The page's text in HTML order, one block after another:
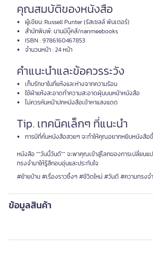
คุณสมบัติของหนังสือ
ผู้เขียน: Russell Punter (รัสเซลล์ พันเตอร์)
สำนักพิมพ์: นานมีบุ๊คส์/nanmeebooks
ISBN : 9786160467853
จำนวนหน้า : 24 หน้า
คำแนะนำและข้อควรระวัง
เก็บรักษาในที่แห้งและห่างจากความร้อน
ใช้ผ้าแห้งสะอาดทำความสะอาดฝุ่นบนหน้าหนังสือ
ไม่ควรหันหน้าปกหนังสือเข้าหาแสงแดด
Tip. เทคนิคเล็กๆ ที่แนะนำ
การมีที่คั่นหนังสือสวยๆ จะทำให้คุณอยากหยิบหนังสือ
หนังสือ ""วันนี้วันดี"" จะพาคุณเข้าสู่โลกของการเปลี่ยนแ
ทรงจำมาให้รู้สึกอบอุ่นและประทับใจ
#ย้ายบ้าน #เรื่องราวซึ้งๆ #ชีวิตใหม่ #วันดี #ความทรงจำ
ข้อมูลสินค้า